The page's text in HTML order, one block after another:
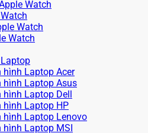
Watch
Watch
Watch
hình Laptop Acer
hình Laptop Asus
Laptop Dell
hình Laptop HP
hình Laptop Lenovo
Laptop MSI